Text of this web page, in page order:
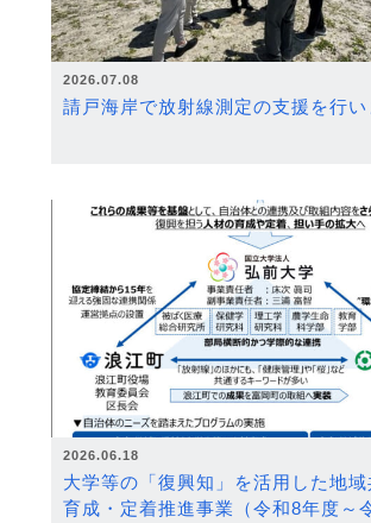
2026.07.08
請戸海岸で放射線測定の支援を行い
2026.06.18
大学等の「復興知」を活用した地
育成・定着推進事業（令和8年度～